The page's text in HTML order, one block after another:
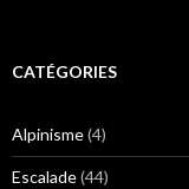
CATÉGORIES
Alpinisme(4)
Escalade(44)